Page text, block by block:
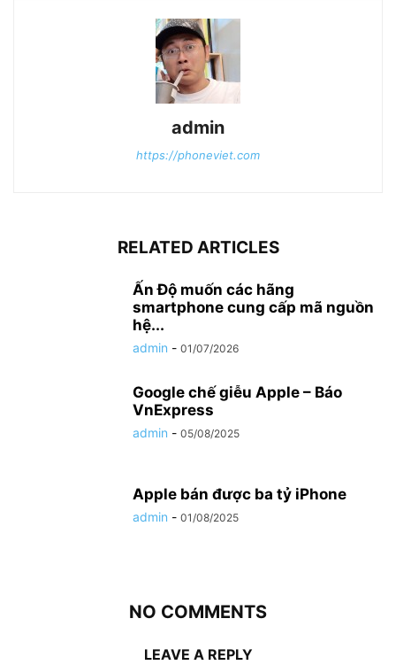
admin
https://phoneviet.com
RELATED ARTICLES
Ấn Độ muốn các hãng
smartphone cung cấp mã nguồn
hệ...
admin - 01/07/2026
Google chế giễu Apple – Báo
VnExpress
admin - 05/08/2025
Apple bán được ba tỷ iPhone
admin - 01/08/2025
NO COMMENTS
LEAVE A REPLY